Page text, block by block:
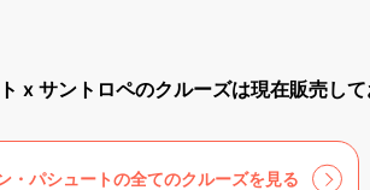
x サントロペのクルーズは現在販売し
・パシュートの全てのクルーズを見る